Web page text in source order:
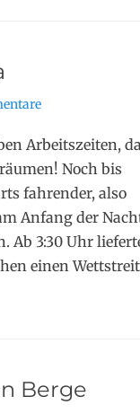
Arbeitszeiten, da
Noch bis
fahrender, also
Anfang der
Ab 3:30 Uhr
einen
Berge